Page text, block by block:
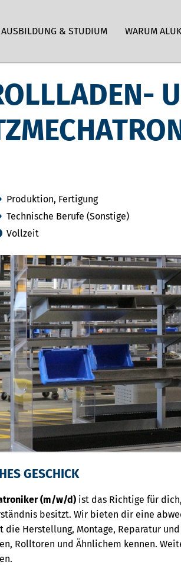
AUSBILDUNG & STUDIUM WARUM
Produktion, Fertigung
Technische Berufe (Sonstige)
Vollzeit
GESCHICK
(m/w/d) ist das Richtige für
besitzt. Wir bieten dir eine
Herstellung, Montage, Reparatur und
Rolltoren und Ähnlichem kennen.